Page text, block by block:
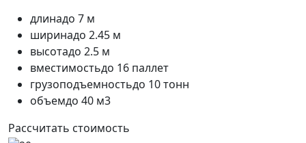
длинадо 7 м
ширинадо 2.45 м
высотадо 2.5 м
вместимостьдо 16 паллет
грузоподъемностьдо 10 тонн
объемдо 40 м3
Рассчитать стоимость